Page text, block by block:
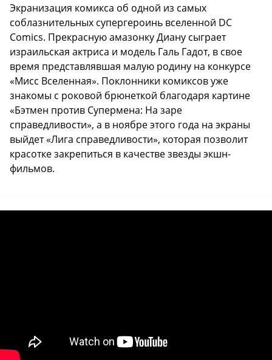
Экранизация комикса об одной из самых
соблазнительных супергероинь вселенной DC
Comics. Прекрасную амазонку Диану сыграет
израильская актриса и модель Галь Гадот, в свое
время представлявшая малую родину на конкурсе
«Мисс Вселенная». Поклонники комиксов уже
знакомы с роковой брюнеткой благодаря картине
«Бэтмен против Супермена: На заре
справедливости», а в ноябре этого года на экраны
выйдет «Лига справедливости», которая позволит
красотке закрепиться в качестве звезды экшн-
фильмов.